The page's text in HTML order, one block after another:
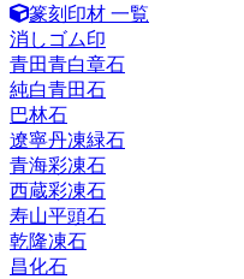
篆刻印材 一覧
消しゴム印
青田青白章石
純白青田石
巴林石
遼寧丹凍緑石
青海彩凍石
西蔵彩凍石
寿山平頭石
乾隆凍石
昌化石